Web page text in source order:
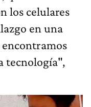
los celulares
en una
tecnología",